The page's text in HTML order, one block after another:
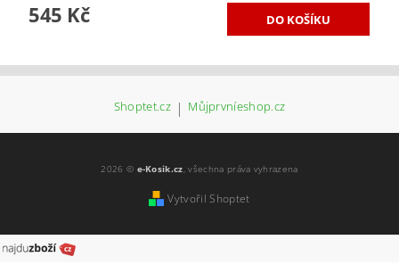
545 Kč
Shoptet.cz | Můjprvníeshop.cz
2026 © e-Kosik.cz, všechna práva vyhrazena
Vytvořil Shoptet